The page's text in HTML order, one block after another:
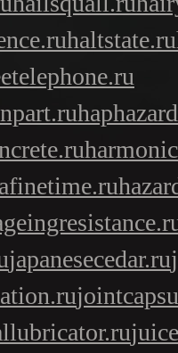
haltstate.ru
japanesecedar.ru